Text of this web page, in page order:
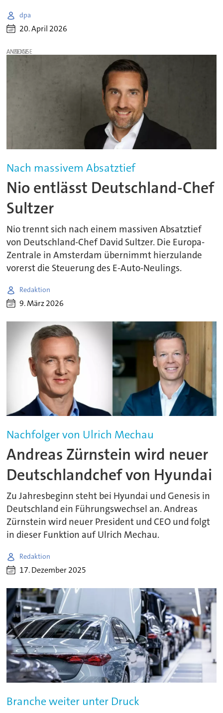
dpa
20. April 2026
ANZEIGE
Nach massivem Absatztief
Nio entlässt Deutschland-Chef
Sultzer
Nio trennt sich nach einem massiven Absatztief
von Deutschland-Chef David Sultzer. Die Europa-
Zentrale in Amsterdam übernimmt hierzulande
vorerst die Steuerung des E-Auto-Neulings.
Redaktion
9. März 2026
Nachfolger von Ulrich Mechau
Andreas Zürnstein wird neuer
Deutschlandchef von Hyundai
Zu Jahresbeginn steht bei Hyundai und Genesis in
Deutschland ein Führungswechsel an. Andreas
Zürnstein wird neuer President und CEO und folgt
in dieser Funktion auf Ulrich Mechau.
Redaktion
17. Dezember 2025
Branche weiter unter Druck